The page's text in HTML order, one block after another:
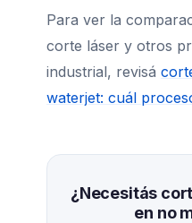
Para ver la
corte láser y otros
industrial, revisá
waterjet: cuál
¿Necesitás
en no